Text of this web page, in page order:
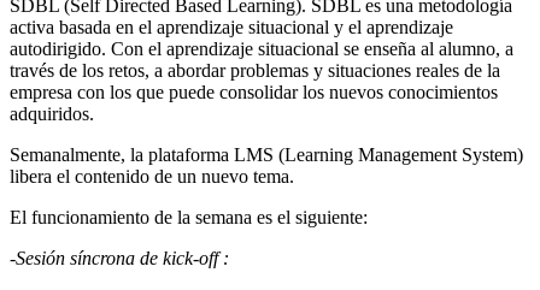
SDBL (Self Directed Based Learning). SDBL es una metodología
activa basada en el aprendizaje situacional y el aprendizaje
autodirigido. Con el aprendizaje situacional se enseña al alumno, a
través de los retos, a abordar problemas y situaciones reales de la
empresa con los que puede consolidar los nuevos conocimientos
adquiridos.
Semanalmente, la plataforma LMS (Learning Management System)
libera el contenido de un nuevo tema.
El funcionamiento de la semana es el siguiente:
-Sesión síncrona de kick-off :